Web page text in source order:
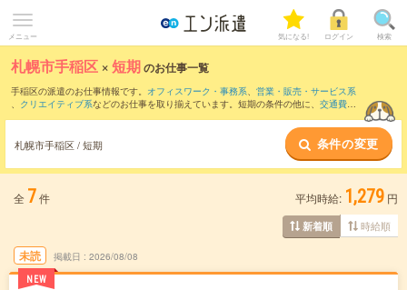
メニュー 気になる! ログイン 検索
札幌市手稲区 ×短期のお仕事一覧
手稲区の派遣のお仕事情報です。 オフィスワーク・事務系、 営業・販売・サービス系
、 クリエイティブ系などのお仕事を取り揃えています。短期の条件の他に、 交通費別
札幌市手稲区 / 短期 条件の変更
全 7件 平均時給: 1,279 円
新着順 時給順
未読
NEW
掲載日 2026/08/08